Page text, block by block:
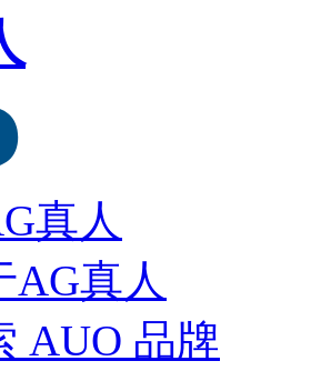
真人
AG真人
AUO 品牌